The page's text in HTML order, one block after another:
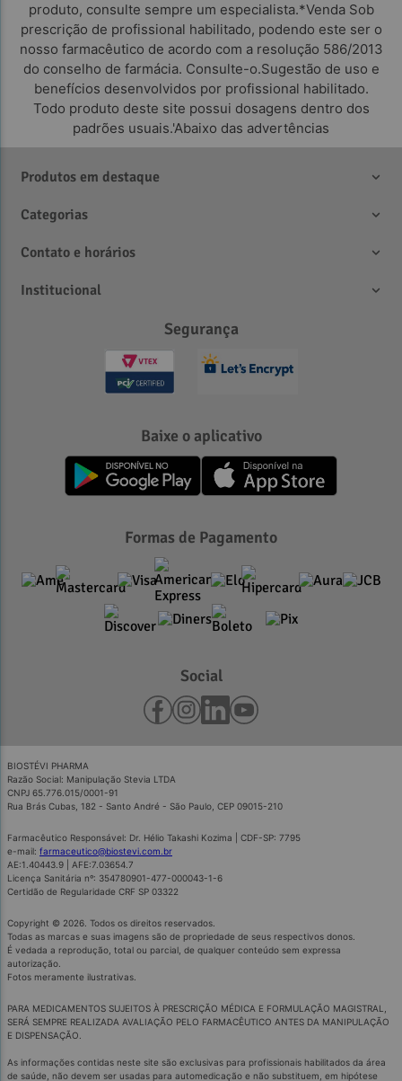
produto, consulte sempre um especialista.*Venda Sob
prescrição de profissional habilitado, podendo este ser o
nosso farmacêutico de acordo com a resolução 586/2013
do conselho de farmácia. Consulte-o.Sugestão de uso e
benefícios desenvolvidos por profissional habilitado.
Todo produto deste site possui dosagens dentro dos
padrões usuais.'Abaixo das advertências
Produtos em destaque
Categorias
Contato e horários
Institucional
Segurança
Baixe o aplicativo
Formas de Pagamento
Social
BIOSTÉVI PHARMA
Razão Social: Manipulação Stevia LTDA
CNPJ 65.776.015/0001-91
Rua Brás Cubas, 182 - Santo André - São Paulo, CEP 09015-210
Farmacêutico Responsável: Dr. Hélio Takashi Kozima | CDF-SP: 7795
e-mail: farmaceutico@biostevi.com.br
AE:1.40443.9 | AFE:7.03654.7
Licença Sanitária nº: 354780901-477-000043-1-6
Certidão de Regularidade CRF SP 03322
Copyright © 2026. Todos os direitos reservados.
Todas as marcas e suas imagens são de propriedade de seus respectivos donos.
É vedada a reprodução, total ou parcial, de qualquer conteúdo sem expressa
autorização.
Fotos meramente ilustrativas.
PARA MEDICAMENTOS SUJEITOS À PRESCRIÇÃO MÉDICA E FORMULAÇÃO MAGISTRAL,
SERÁ SEMPRE REALIZADA AVALIAÇÃO PELO FARMACÊUTICO ANTES DA MANIPULAÇÃO
E DISPENSAÇÃO.
As informações contidas neste site são exclusivas para profissionais habilitados da área
de saúde, não devem ser usadas para automedicação e não substituem, em hipótese